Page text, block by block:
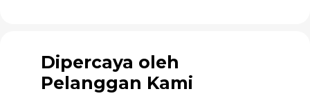
Dipercaya oleh
Pelanggan Kami